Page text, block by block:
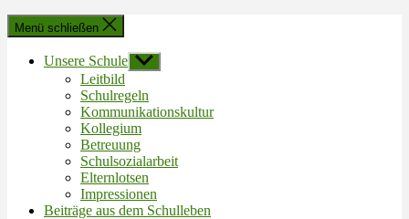
Menü schließen
Unsere Schule Untermenü
anzeigen
Leitbild
Schulregeln
Kommunikationskultur
Kollegium
Betreuung
Schulsozialarbeit
Elternlotsen
Impressionen
Beiträge aus dem Schulleben